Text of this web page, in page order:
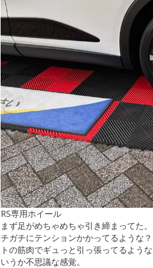
RS専用ホイール
まず足がめちゃめちゃ引き締まってた
チガチにテンションかかってるような
トの筋肉でギュっと引っ張ってるよう
いうか不思議な感覚。